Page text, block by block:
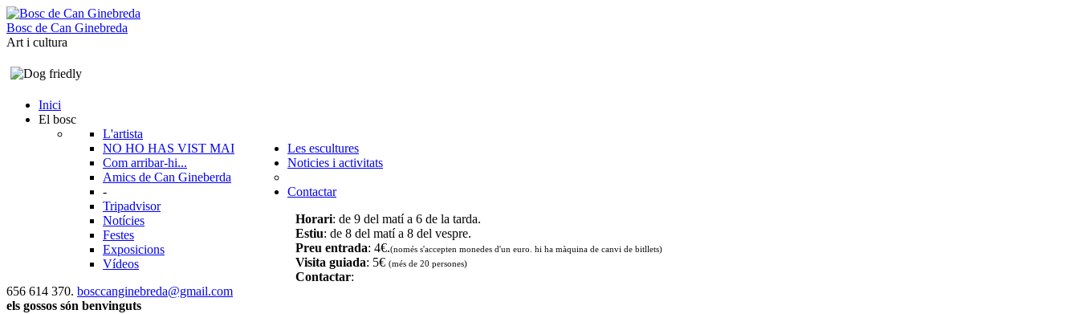
Bosc de Can Ginebreda
Art i cultura
Inici
El bosc
L'artista
NO HO HAS VIST MAI
Com arribar-hi...
Amics de Can Gineberda
-
Tripadvisor
Les escultures
Noticies i activitats
Notícies
Festes
Exposicions
Vídeos
Contactar
Horari: de 9 del matí a 6 de la tarda.
Estiu: de 8 del matí a 8 del vespre.
Preu entrada: 4€.(només s'accepten monedes d'un euro. hi ha màquina de canvi de bitllets)
Visita guiada: 5€ (més de 20 persones)
Contactar:
656 614 370. bosccanginebreda@gmail.com
els gossos són benvinguts